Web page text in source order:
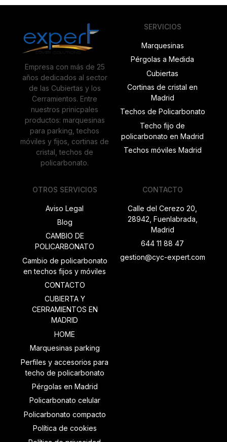
Empresa con más de 25
años dedicados al sector
de las Cubiertas y los
Cerramientos. Entre
nuestros prinicpales
productos: marquesinas
para parking, techos
móviles y fijos, cortinas de
cristal, techos de
policarbonato.
SERVICIOS
Marquesinas
Pérgolas a Medida
Cubiertas
Cortinas de cristal en
Madrid
Techos de Policarbonato
Techo fijo de
policarbonato en Madrid
Techos móviles Madrid
OTROS SERVICIOS
Aviso Legal
Blog
CAMBIO DE
POLICARBONATO
Cambio de policarbonato
en techos fijos y móviles
CONTACTO
CUBIERTA Y
CERRAMIENTOS EN
MADRID
HOME
Marquesinas parking
Perfiles y accesorios para
techo de policarbonato
Pérgolas en Madrid
Policarbonato celular
Policarbonato compacto
Política de cookies
CONTACTO
Calle del Cerezo 20,
28942, Fuenlabrada,
Madrid
644 11 88 47
gestion@cyc-expert.com